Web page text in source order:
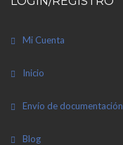
Mi Cuenta
Inicio
Envío de documentación
Blog